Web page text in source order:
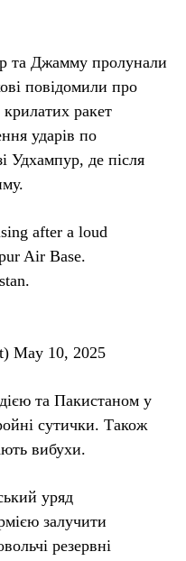
та Джамму пролунали
повідомили про
ракет
ударів по
Удхампур, де після
after a loud
Air Base.
May 10, 2025
та Пакистаном у
сутички. Також
вибухи.
уряд
залучити
резервні